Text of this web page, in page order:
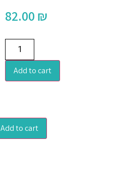
82.00 ₪
Add to cart
Add to cart